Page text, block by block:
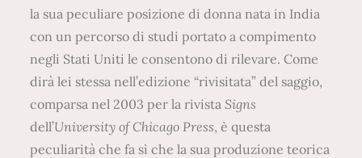
la sua peculiare posizione di donna nata in India
con un percorso di studi portato a compimento
negli Stati Uniti le consentono di rilevare. Come
dirà lei stessa nell’edizione “rivisitata” del saggio,
comparsa nel 2003 per la rivistaSigns
dell’University of Chicago Press, è questa
peculiarità che fa sì che la sua produzione teorica